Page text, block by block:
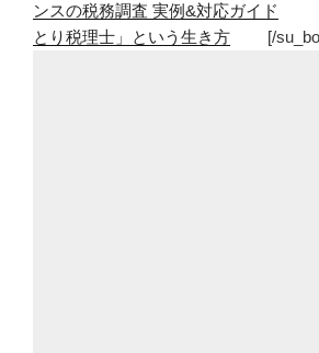
ンスの税務調査 実例&対応ガイド
とり税理士」という生き方 [/